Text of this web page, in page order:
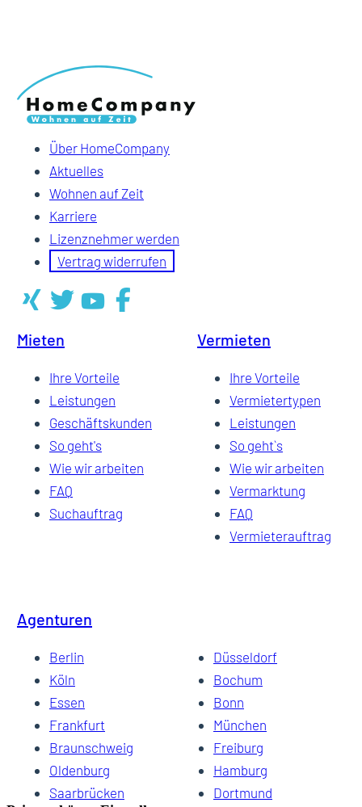
Über HomeCompany
Aktuelles
Wohnen auf Zeit
Karriere
Lizenznehmer werden
Vertrag widerrufen
Mieten
Ihre Vorteile
Leistungen
Geschäftskunden
So geht's
Wie wir arbeiten
FAQ
Suchauftrag
Vermieten
Ihre Vorteile
Vermietertypen
Leistungen
So geht`s
Wie wir arbeiten
Vermarktung
FAQ
Vermieterauftrag
Agenturen
Berlin
Düsseldorf
Köln
Bochum
Essen
Bonn
Frankfurt
München
Braunschweig
Freiburg
Oldenburg
Hamburg
Saarbrücken
Dortmund